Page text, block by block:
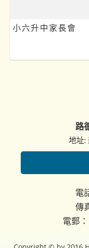
小六升中家長會
路
地址:
電
傳
電郵：